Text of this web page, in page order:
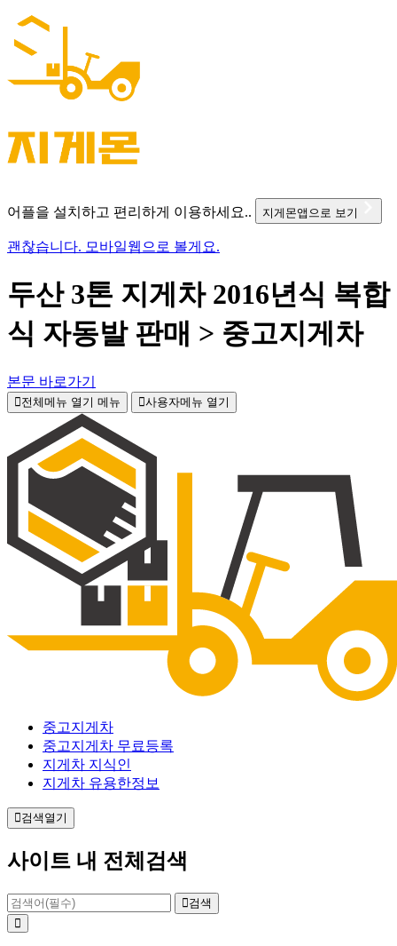
어플을 설치하고 편리하게 이용하세요.. 지게몬앱으로 보기
괜찮습니다. 모바일웹으로 볼게요.
두산 3톤 지게차 2016년식 복합
식 자동발 판매 > 중고지게차
본문 바로가기
전체메뉴 열기 메뉴 사용자메뉴 열기
중고지게차
중고지게차 무료등록
지게차 지식인
지게차 유용한정보
검색열기
사이트 내 전체검색
검색